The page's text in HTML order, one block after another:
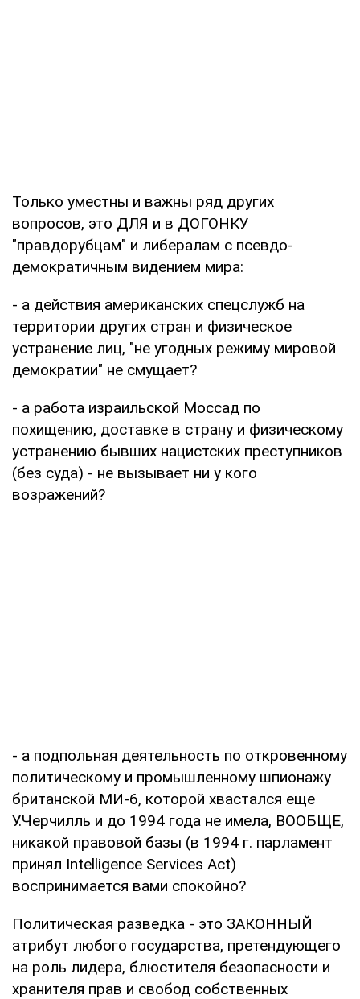
Только уместны и важны ряд других
вопросов, это ДЛЯ и в ДОГОНКУ
"правдорубцам" и либералам с псевдо-
демократичным видением мира:
- а действия американских спецслужб на
территории других стран и физическое
устранение лиц, "не угодных режиму мировой
демократии" не смущает?
- а работа израильской Моссад по
похищению, доставке в страну и физическому
устранению бывших нацистских преступников
(без суда) - не вызывает ни у кого
возражений?
- а подпольная деятельность по откровенному
политическому и промышленному шпионажу
британской МИ-6, которой хвастался еще
У.Черчилль и до 1994 года не имела, ВООБЩЕ,
никакой правовой базы (в 1994 г. парламент
принял Intelligence Services Act)
воспринимается вами спокойно?
Политическая разведка - это ЗАКОННЫЙ
атрибут любого государства, претендующего
на роль лидера, блюстителя безопасности и
хранителя прав и свобод собственных